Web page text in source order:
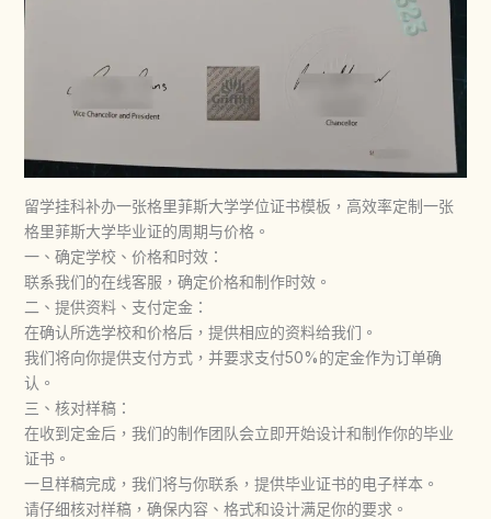
留学挂科补办一张格里菲斯大学学位证书模板，高效率定制一张
格里菲斯大学毕业证的周期与价格。
一、确定学校、价格和时效：
联系我们的在线客服，确定价格和制作时效。
二、提供资料、支付定金：
在确认所选学校和价格后，提供相应的资料给我们。
我们将向你提供支付方式，并要求支付50%的定金作为订单确
认。
三、核对样稿：
在收到定金后，我们的制作团队会立即开始设计和制作你的毕业
证书。
一旦样稿完成，我们将与你联系，提供毕业证书的电子样本。
请仔细核对样稿，确保内容、格式和设计满足你的要求。